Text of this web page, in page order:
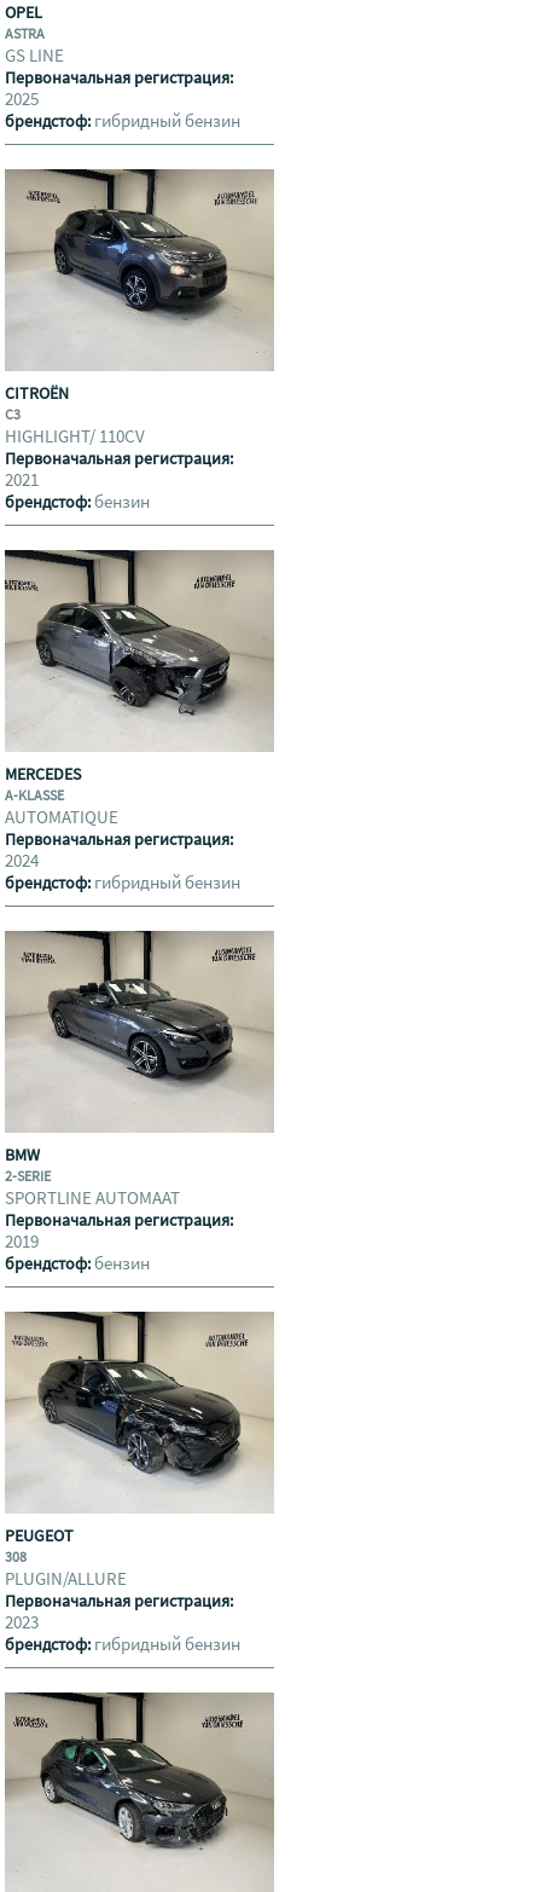
OPEL
ASTRA
GS LINE
Первоначальная регистрация:
2025
брендстоф: гибридный бензин
CITROËN
C3
HIGHLIGHT/ 110CV
Первоначальная регистрация:
2021
брендстоф:бензин
MERCEDES
A-KLASSE
AUTOMATIQUE
Первоначальная регистрация:
2024
брендстоф: гибридный бензин
BMW
2-SERIE
SPORTLINE AUTOMAAT
Первоначальная регистрация:
2019
брендстоф:бензин
PEUGEOT
308
PLUGIN/ALLURE
Первоначальная регистрация:
2023
брендстоф: гибридный бензин